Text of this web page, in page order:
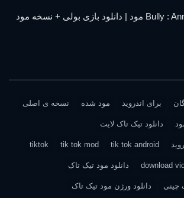
Bully : Anniversary Edition مود | دانلود بازی بولی + نسخه مود
برای اندروید مود شده نسخه ی اصلی
دانلود تیک تاک لایت
tik tok android
tik tok mod
tiktok
download دانلود مود تیک تاک
چینی دانلود ورژن مود تیک تاک